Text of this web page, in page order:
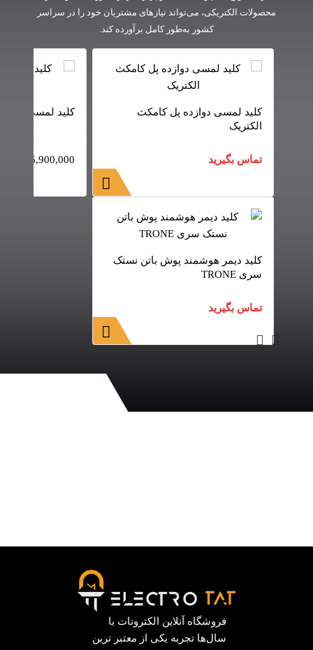
محصولات الکتریکی، می‌تواند نیازهای مشتریان خود را در سراسر
کشور به‌طور کامل برآورده کند.
کلید لمسی دوازده پل کامکث
الکتریک
تماس بگیرید
کلید لمسی هشت
6,900,000
کلید دیمر هوشمند پوش باتن نستک
سری TRONE
تماس بگیرید
فروشگاه آنلاین الکتروتات با
سال‌ها تجربه یکی از معتبر ترین